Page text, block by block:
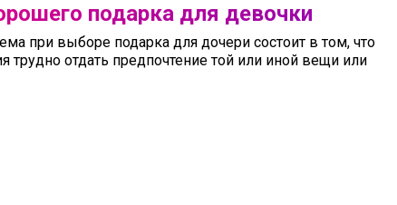
подарка для девочки
при выборе подарка для дочери состоит в том, что
отдать предпочтение той или иной вещи или